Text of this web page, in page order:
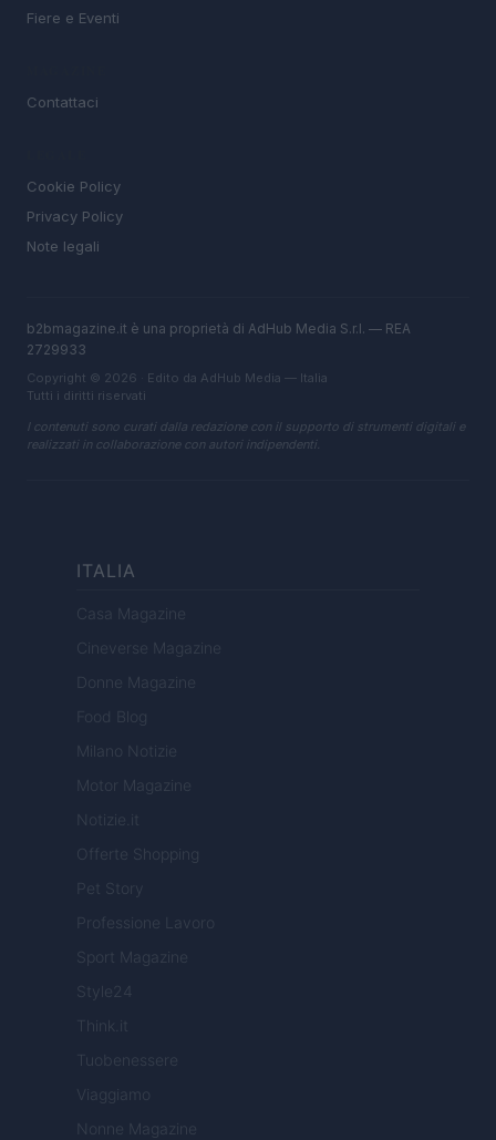
Fiere e Eventi
Contattaci
Cookie Policy
Privacy Policy
Note legali
b2bmagazine.it è una proprietà di AdHub Media S.r.l. — REA
2729933
Copyright © 2026 · Edito da AdHub Media — Italia
Tutti i diritti riservati
I contenuti sono curati dalla redazione con il supporto di strumenti digitali e
realizzati in collaborazione con autori indipendenti.
ITALIA
Casa Magazine
Cineverse Magazine
Donne Magazine
Food Blog
Milano Notizie
Motor Magazine
Notizie.it
Offerte Shopping
Pet Story
Professione Lavoro
Sport Magazine
Style24
Think.it
Tuobenessere
Viaggiamo
Nonne Magazine